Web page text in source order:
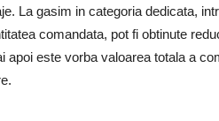
La gasim in categoria dedicata,
comandata, pot fi obtinute
este vorba valoarea totala a